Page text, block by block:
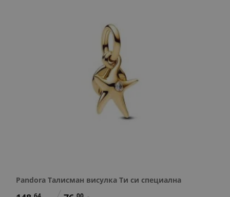
Pandora Талисман висулка Ти си специална
64 00